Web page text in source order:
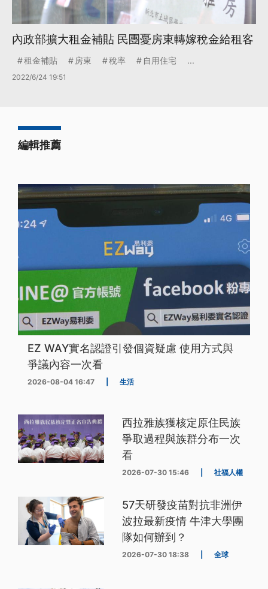
內政部擴大租金補貼 民團憂房東轉嫁稅金給租客
租金補貼 房東 稅率 自用住宅 ...
2022/6/24 19:51
編輯推薦
EZ WAY實名認證引發個資疑慮 使用方式與
爭議內容一次看
2026-08-04 16:47 生活
西拉雅族獲核定原住民族
爭取過程與族群分布一次
看
2026-07-30 15:46 社福人權
57天研發疫苗對抗非洲伊
波拉最新疫情 牛津大學團
隊如何辦到？
2026-07-30 18:38 全球